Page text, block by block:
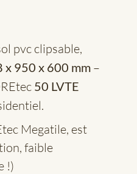
pvc clipsable,
x 950 x 600 mm –
50 LVTE
Megatile, est
faible
!)